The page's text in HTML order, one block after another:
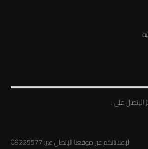
الإتصال على :
لإعلاناتكم عبر موقعنا الإتصال عبر: 09225577